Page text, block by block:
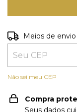
Entregas para o CEP:
Meios de envio
Não sei meu CEP
Compra
Seus dados